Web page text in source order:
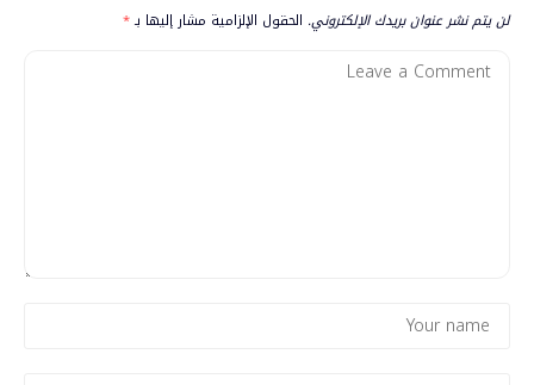
لن يتم نشر عنوان بريدك الإلكتروني. الحقول الإلزامية مشار إليها بـ*